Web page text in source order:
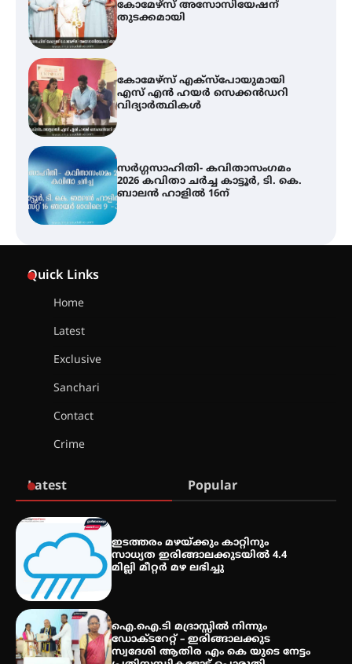
കോമേഴ്‌സ് അസോസിയേഷന്
തുടക്കമായി
കോമേഴ്സ് എക്സ്പോയുമായി
എസ് എൻ ഹയർ സെക്കൻഡറി
വിദ്യാർത്ഥികൾ
സർഗ്ഗസാഹിതി- കവിതാസംഗമം
2026 കവിതാ ചർച്ച കാട്ടൂർ, ടി. കെ.
ബാലൻ ഹാളിൽ 16ന്
തുടക്കമായി
എസ് എൻ ഹയർ സെക്കൻഡറി
വിദ്യാർത്ഥികൾ
Quick Links
Home
Latest
Exclusive
Sanchari
Contact
Crime
Latest Popular
ഇടത്തരം മഴയ്ക്കും കാറ്റിനും
സാധ്യത ഇരിങ്ങാലക്കുടയിൽ 4.4
മില്ലി മീറ്റർ മഴ ലഭിച്ചു
ഐ.ഐ.ടി മദ്രാസ്സിൽ നിന്നും
ഡോക്ടറേറ്റ് – ഇരിങ്ങാലക്കുട
സ്വദേശി ആതിര എം കെ യുടെ നേട്ടം